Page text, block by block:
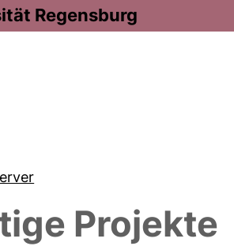
Regensburg
Projekte